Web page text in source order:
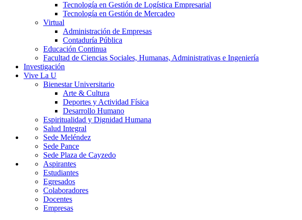
Tecnología en Gestión de Logística Empresarial
Tecnología en Gestión de Mercadeo
Virtual
Administración de Empresas
Contaduría Pública
Educación Continua
Facultad de Ciencias Sociales, Humanas, Administrativas e Ingeniería
Investigación
Vive La U
Bienestar Universitario
Arte & Cultura
Deportes y Actividad Física
Desarrollo Humano
Espiritualidad y Dignidad Humana
Salud Integral
Sede Meléndez
Sede Pance
Sede Plaza de Cayzedo
Aspirantes
Estudiantes
Egresados
Colaboradores
Docentes
Empresas